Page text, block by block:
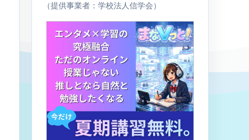
（提供事業者：学校法人信学会）